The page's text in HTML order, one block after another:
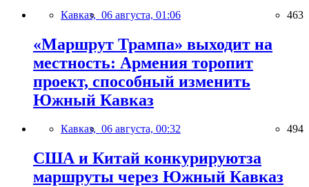
Кавказ, 06 августа, 01:06 463
«Маршрут Трампа» выходит на
местность: Армения торопит
проект, способный изменить
Южный Кавказ
Кавказ, 06 августа, 00:32 494
США и Китай конкурируютза
маршруты через Южный Кавказ